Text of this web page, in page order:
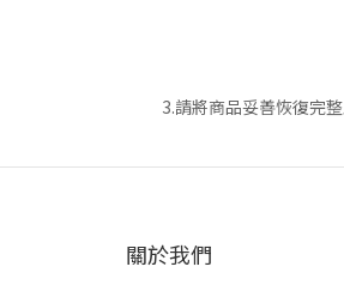
3.請將商品妥善恢復完
關於我們